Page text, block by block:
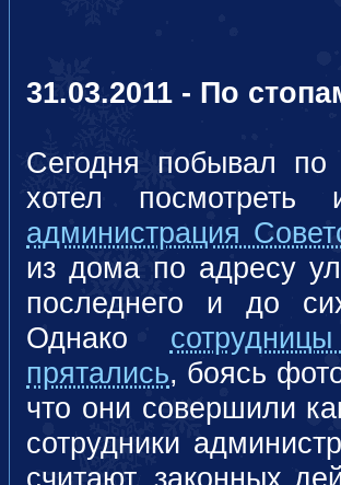
31.03.2011 - По
Сегодня побывал по
хотел
администрация
из дома по адресу
последнего и до
Однако
прятались, боясь
что они совершили
сотрудники
считают, законных